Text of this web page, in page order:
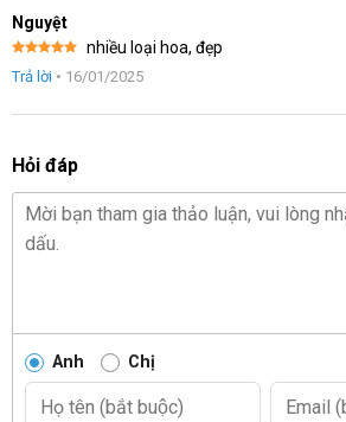
Nguyệt
Được xếp
hạng5 5
nhiều loại hoa, đẹp
Trả lời • 16/01/2025
Hỏi đáp
Anh Chị